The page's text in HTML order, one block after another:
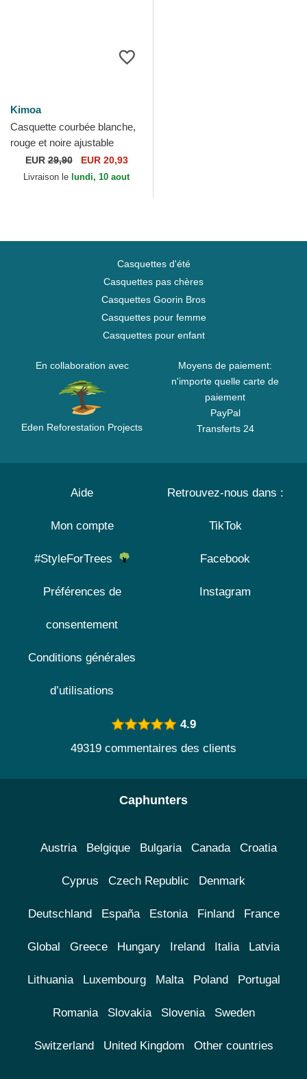
Kimoa
Casquette courbée blanche,
rouge et noire ajustable
Campos Racing 1998 Kimoa
EUR29,90 EUR 20,93
Livraison le lundi, 10 aout
Casquettes d'été
Casquettes pas chères
Casquettes Goorin Bros
Casquettes pour femme
Casquettes pour enfant
En collaboration avec
Eden Reforestation Projects
Moyens de paiement:
n'importe quelle carte de
paiement
PayPal
Transferts 24
Aide
Mon compte
#StyleForTrees
Préférences de
consentement
Conditions générales
d’utilisations
Retrouvez-nous dans :
TikTok
Facebook
Instagram
4.9
49319 commentaires des clients
Caphunters
Austria Belgique Bulgaria Canada Croatia
Cyprus Czech Republic Denmark
Deutschland España Estonia Finland France
Global Greece Hungary Ireland Italia Latvia
Lithuania Luxembourg Malta Poland Portugal
Romania Slovakia Slovenia Sweden
Switzerland United Kingdom Other countries